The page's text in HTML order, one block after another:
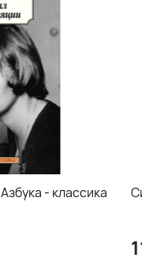
- классика